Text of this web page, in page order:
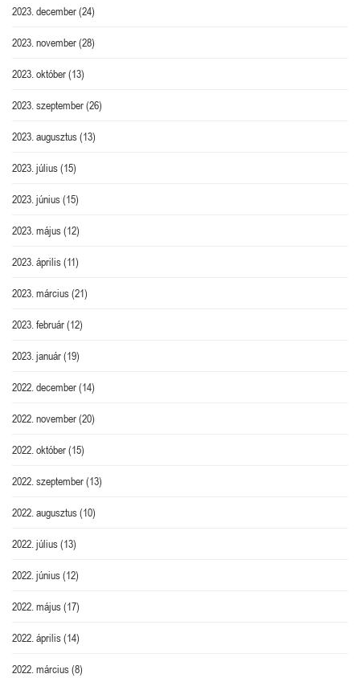
2023. december(24)
2023. november(28)
2023. október(13)
2023. szeptember(26)
2023. augusztus(13)
2023. július(15)
2023. június(15)
2023. május(12)
2023. április(11)
2023. március(21)
2023. február(12)
2023. január(19)
2022. december(14)
2022. november(20)
2022. október(15)
2022. szeptember(13)
2022. augusztus(10)
2022. július(13)
2022. június(12)
2022. május(17)
2022. április(14)
2022. március(8)